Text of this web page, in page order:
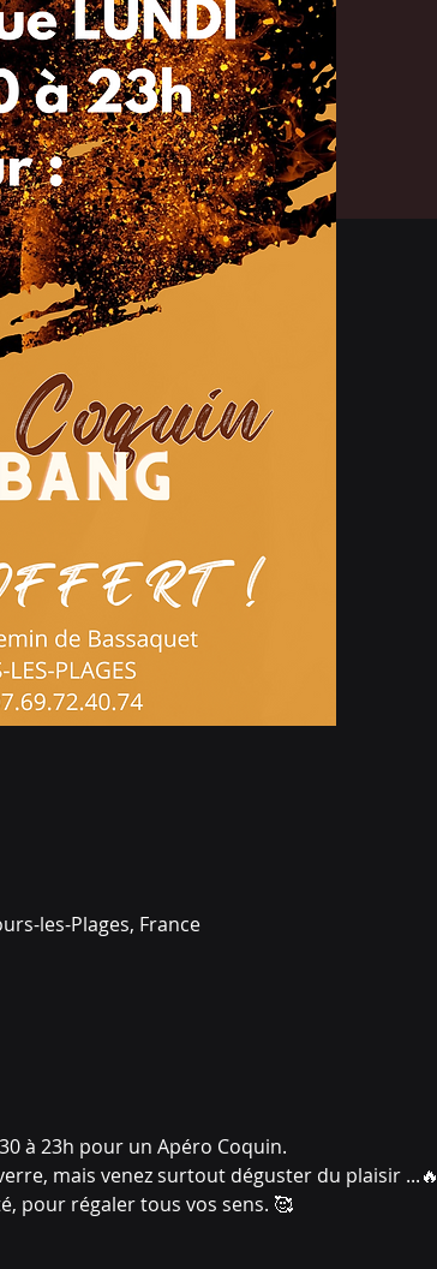
les-Plages, France
à 23h pour un Apéro Coquin.
mais venez surtout déguster du plaisir ...🔥
pour régaler tous vos sens. 🥰